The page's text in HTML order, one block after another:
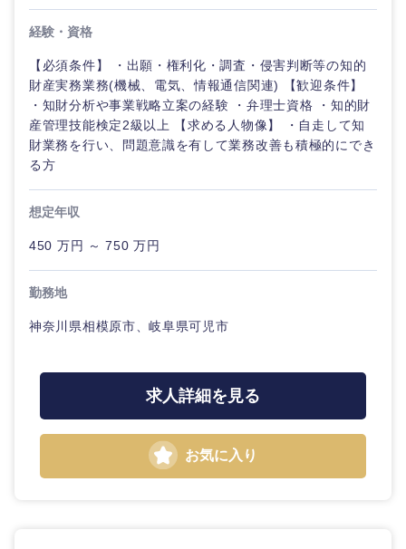
経験・資格
【必須条件】 ・出願・権利化・調査・侵害判断等の知的
財産実務業務(機械、電気、情報通信関連) 【歓迎条件】
・知財分析や事業戦略立案の経験 ・弁理士資格 ・知的財
産管理技能検定2級以上 【求める人物像】 ・自走して知
財業務を行い、問題意識を有して業務改善も積極的にでき
る方
想定年収
450 万円 ～ 750 万円
勤務地
神奈川県相模原市、岐阜県可児市
求人詳細を見る
お気に入り